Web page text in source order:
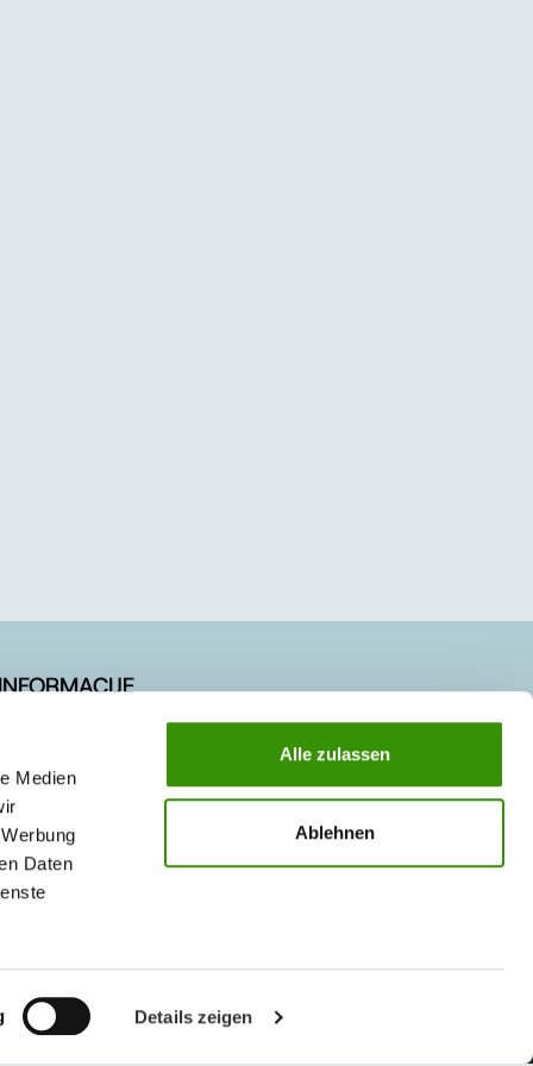
Medien
Daten
Details zeigen
Alle zulassen
Ablehnen
objekti
/ Karijera
Uputstvo za korištenje internet stranice